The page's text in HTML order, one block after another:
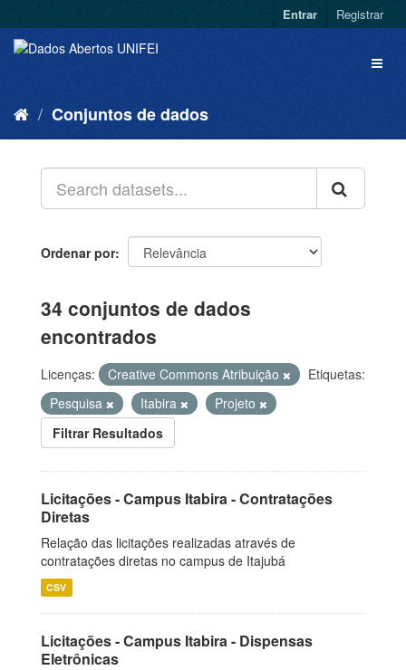
Entrar Registrar
Conjuntos de dados
Ordenar por
34 conjuntos de dados
encontrados
Licenças: Creative Commons Atribuição
Etiquetas:
Pesquisa
Itabira
Projeto
Filtrar Resultados
Licitações - Campus Itabira - Contratações
Diretas
Relação das licitações realizadas através de
contratações diretas no campus de Itajubá
CSV
Licitações - Campus Itabira - Dispensas
Eletrônicas